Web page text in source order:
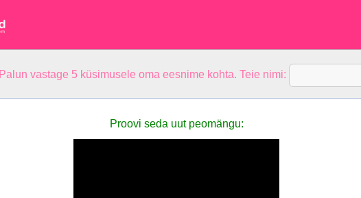
Palun vastage 5 küsimusele oma eesnime kohta. Teie nimi:
Proovi seda uut peomängu: